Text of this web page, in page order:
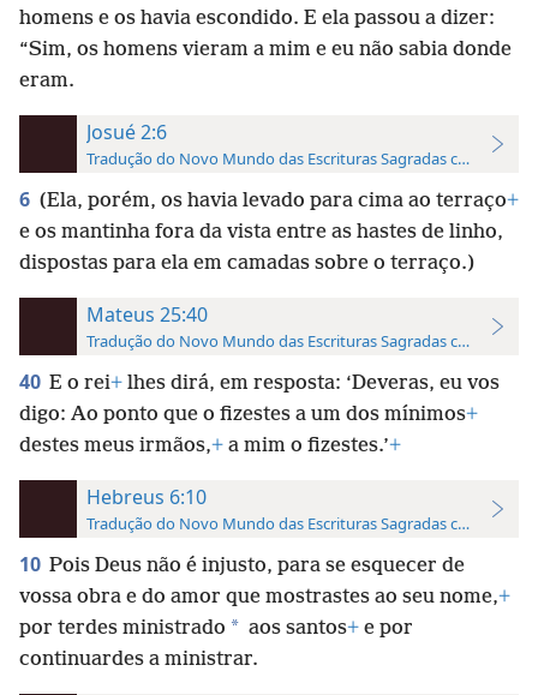
homens e os havia escondido. E ela passou a dizer:
“Sim, os homens vieram a mim e eu não sabia donde
eram.
Josué 2:6
Tradução do Novo Mundo das Escrituras Sagradas com
6 (Ela, porém, os havia levado para cima ao terraço+
e os mantinha fora da vista entre as hastes de linho,
dispostas para ela em camadas sobre o terraço.)
Mateus 25:40
Tradução do Novo Mundo das Escrituras Sagradas com
40 E o rei+ lhes dirá, em resposta: ‘Deveras, eu vos
digo: Ao ponto que o fizestes a um dos mínimos+
destes meus irmãos,+ a mim o fizestes.’+
Hebreus 6:10
Tradução do Novo Mundo das Escrituras Sagradas com
10 Pois Deus não é injusto, para se esquecer de
vossa obra e do amor que mostrastes ao seu nome,+
por terdes ministrado * aos santos+ e por
continuardes a ministrar.